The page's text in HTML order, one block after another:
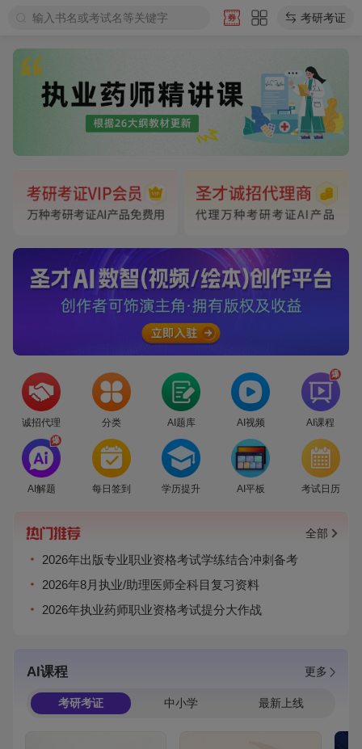
输入书名或考试名等关键字 考研考证
诚招代理 分类 AI题库 AI视频
爆
AI课程
爆
AI解题 每日签到 学历提升 AI平板 考试日历
全部
2026年出版专业职业资格考试学练结合冲刺备考
2026年8月执业/助理医师全科目复习资料
2026年执业药师职业资格考试提分大作战
AI课程 更多
考研考证 中小学 最新上线